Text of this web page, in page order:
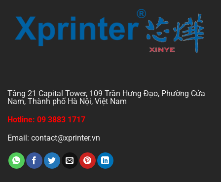
Tầng 21 Capital Tower, 109 Trần Hưng Đạo, Phường Cửa
Nam, Thành phố Hà Nội, Việt Nam
Hotline: 09 3883 1717
Email: contact@xprinter.vn